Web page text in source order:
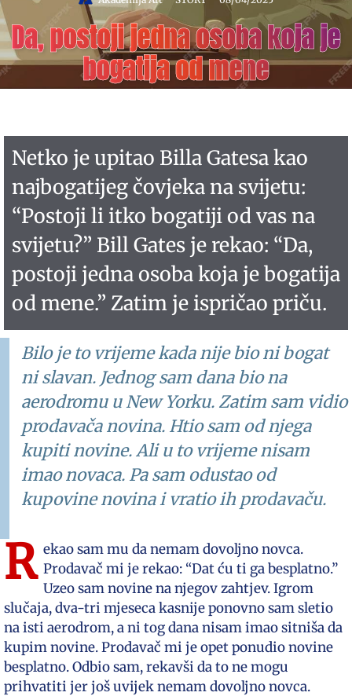
Da, postoji jedna osoba koja je
bogatija od mene
Netko je upitao Billa Gatesa kao
najbogatijeg čovjeka na svijetu:
“Postoji li itko bogatiji od vas na
svijetu?” Bill Gates je rekao: “Da,
postoji jedna osoba koja je bogatija
od mene.” Zatim je ispričao priču.
Bilo je to vrijeme kada nije bio ni bogat
ni slavan. Jednog sam dana bio na
aerodromu u New Yorku. Zatim sam vidio
prodavača novina. Htio sam od njega
kupiti novine. Ali u to vrijeme nisam
imao novaca. Pa sam odustao od
kupovine novina i vratio ih prodavaču.
R ekao sam mu da nemam dovoljno novca.
Prodavač mi je rekao: “Dat ću ti ga besplatno.”
Uzeo sam novine na njegov zahtjev. Igrom
slučaja, dva-tri mjeseca kasnije ponovno sam sletio
na isti aerodrom, a ni tog dana nisam imao sitniša da
kupim novine. Prodavač mi je opet ponudio novine
besplatno. Odbio sam, rekavši da to ne mogu
prihvatiti jer još uvijek nemam dovoljno novca.